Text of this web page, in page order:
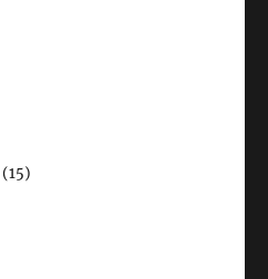
(15)